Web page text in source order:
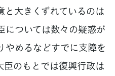
と大きくずれているのは
については数々の疑惑が
やめるなどすでに支障を
臣のもとでは復興行政は